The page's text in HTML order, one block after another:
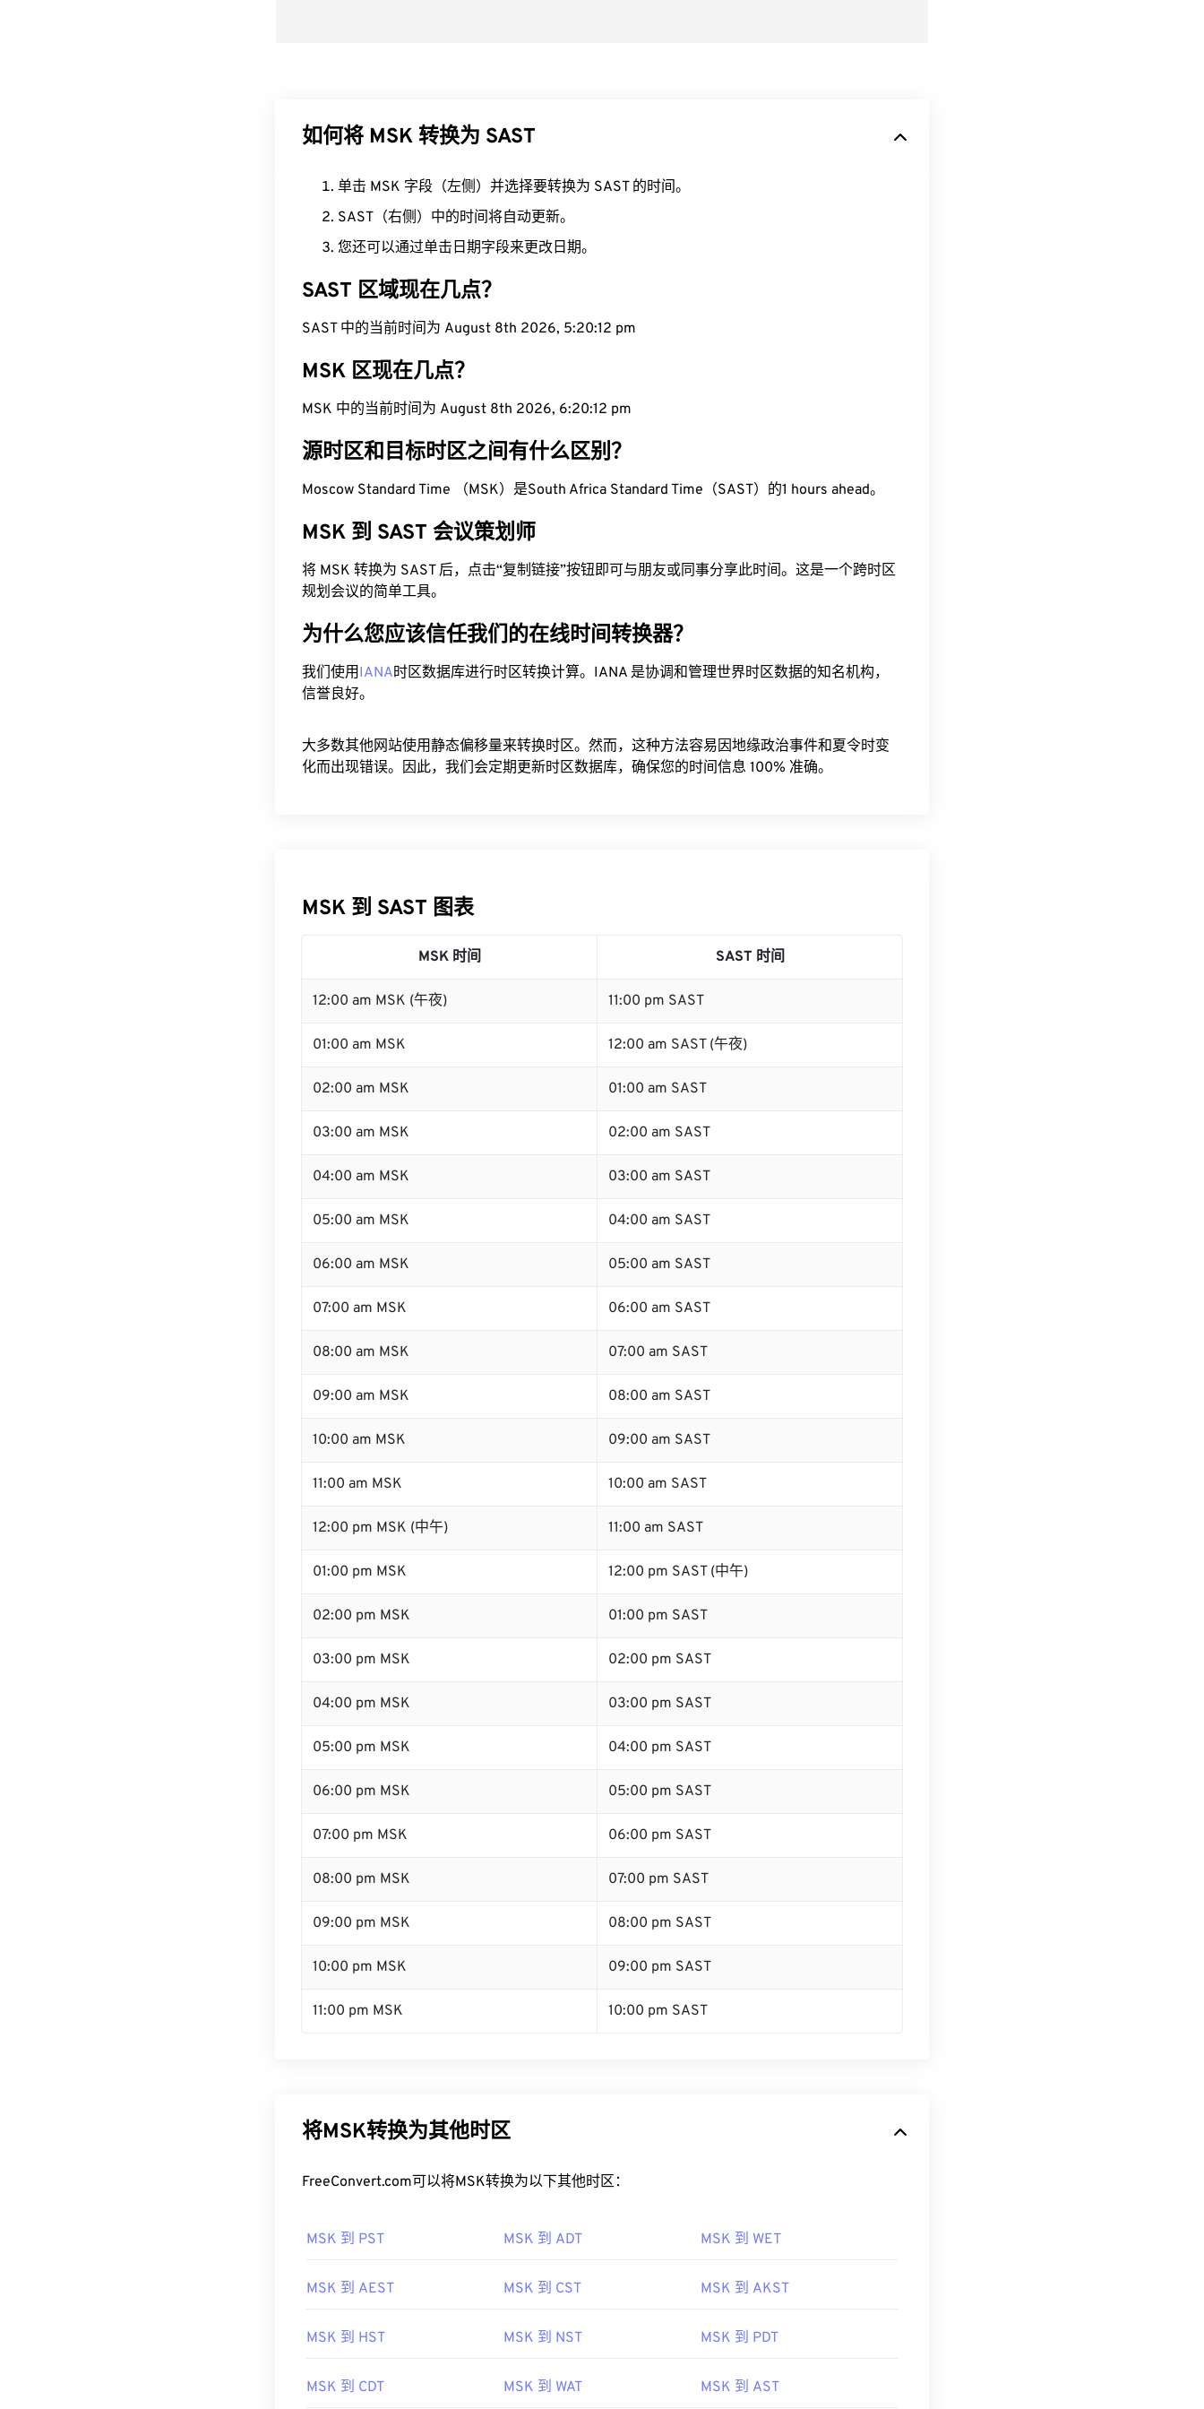
如何将 MSK 转换为 SAST
单击 MSK 字段（左侧）并选择要转换为 SAST 的时间。
SAST（右侧）中的时间将自动更新。
您还可以通过单击日期字段来更改日期。
SAST 区域现在几点？
SAST 中的当前时间为 August 8th 2026, 5:20:13 pm
MSK 区现在几点？
MSK 中的当前时间为 August 8th 2026, 6:20:13 pm
源时区和目标时区之间有什么区别？
Moscow Standard Time （MSK）是South Africa Standard Time（SAST）的1 hours ahead。
MSK 到 SAST 会议策划师
将 MSK 转换为 SAST 后，点击“复制链接”按钮即可与朋友或同事分享此时间。这是一个跨时区
规划会议的简单工具。
为什么您应该信任我们的在线时间转换器？
我们使用IANA时区数据库进行时区转换计算。IANA 是协调和管理世界时区数据的知名机构，
信誉良好。
大多数其他网站使用静态偏移量来转换时区。然而，这种方法容易因地缘政治事件和夏令时变
化而出现错误。因此，我们会定期更新时区数据库，确保您的时间信息 100% 准确。
MSK 到 SAST 图表
MSK 时间 SAST 时间
12:00 am MSK (午夜) 11:00 pm SAST
01:00 am MSK 12:00 am SAST (午夜)
02:00 am MSK 01:00 am SAST
03:00 am MSK 02:00 am SAST
04:00 am MSK 03:00 am SAST
05:00 am MSK 04:00 am SAST
06:00 am MSK 05:00 am SAST
07:00 am MSK 06:00 am SAST
08:00 am MSK 07:00 am SAST
09:00 am MSK 08:00 am SAST
10:00 am MSK 09:00 am SAST
11:00 am MSK 10:00 am SAST
12:00 pm MSK (中午) 11:00 am SAST
01:00 pm MSK 12:00 pm SAST (中午)
02:00 pm MSK 01:00 pm SAST
03:00 pm MSK 02:00 pm SAST
04:00 pm MSK 03:00 pm SAST
05:00 pm MSK 04:00 pm SAST
06:00 pm MSK 05:00 pm SAST
07:00 pm MSK 06:00 pm SAST
08:00 pm MSK 07:00 pm SAST
09:00 pm MSK 08:00 pm SAST
10:00 pm MSK 09:00 pm SAST
11:00 pm MSK 10:00 pm SAST
将MSK转换为其他时区
FreeConvert.com可以将MSK转换为以下其他时区：
MSK 到 PST MSK 到 ADT MSK 到 WET
MSK 到 AEST MSK 到 CST MSK 到 AKST
MSK 到 HST MSK 到 NST MSK 到 PDT
MSK 到 CDT MSK 到 WAT MSK 到 AST